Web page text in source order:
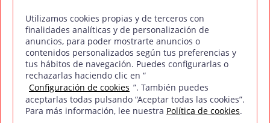
Leer más
Utilizamos cookies propias y de terceros con
finalidades analíticas y de personalización de
anuncios, para poder mostrarte anuncios o
contenidos personalizados según tus preferencias y
tus hábitos de navegación. Puedes configurarlas o
rechazarlas haciendo clic en “
Configuración de cookies ”. También puedes
aceptarlas todas pulsando “Aceptar todas las cookies”.
Para más información, lee nuestra Política de cookies.